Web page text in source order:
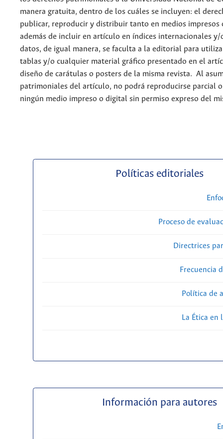
manera gratuita, dentro de los cuáles se incluyen: el
publicar, reproducir y distribuir tanto en medios impresos
además de incluir en artículo en índices internacionales y/
datos, de igual manera, se faculta a la editorial para
tablas y/o cualquier material gráfico presentado en el
diseño de carátulas o posters de la misma revista. Al
patrimoniales del artículo, no podrá reproducirse parcial
ningún medio impreso o digital sin permiso expreso del
Políticas editoriales
Proceso de
Directrices
Frecuencia
Política de
La Ética en
Información para autores